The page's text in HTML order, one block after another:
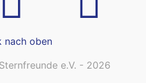
nach oben
e.V. - 2026